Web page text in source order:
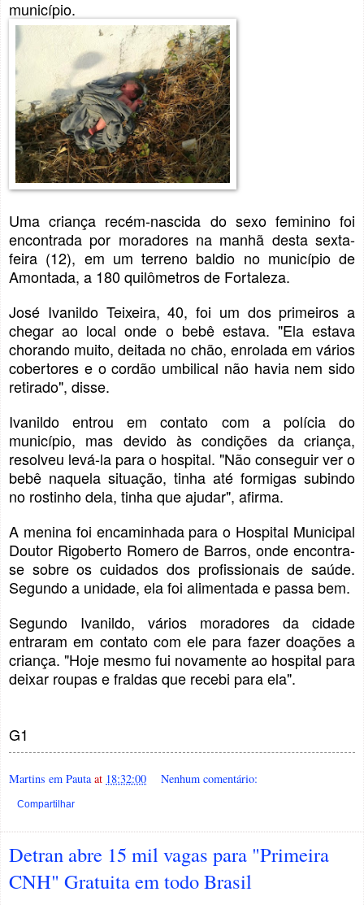
município.
Uma criança recém-nascida do sexo feminino foi
encontrada por moradores na manhã desta sexta-
feira (12), em um terreno baldio no município de
Amontada, a 180 quilômetros de Fortaleza.
José Ivanildo Teixeira, 40, foi um dos primeiros a
chegar ao local onde o bebê estava. "Ela estava
chorando muito, deitada no chão, enrolada em vários
cobertores e o cordão umbilical não havia nem sido
retirado", disse.
Ivanildo entrou em contato com a polícia do
município, mas devido às condições da criança,
resolveu levá-la para o hospital. "Não conseguir ver o
bebê naquela situação, tinha até formigas subindo
no rostinho dela, tinha que ajudar", afirma.
A menina foi encaminhada para o Hospital Municipal
Doutor Rigoberto Romero de Barros, onde encontra-
se sobre os cuidados dos profissionais de saúde.
Segundo a unidade, ela foi alimentada e passa bem.
Segundo Ivanildo, vários moradores da cidade
entraram em contato com ele para fazer doações a
criança. "Hoje mesmo fui novamente ao hospital para
deixar roupas e fraldas que recebi para ela".
G1
Martins em Pauta at 18:32:00 Nenhum comentário:
Compartilhar
Detran abre 15 mil vagas para "Primeira
CNH" Gratuita em todo Brasil